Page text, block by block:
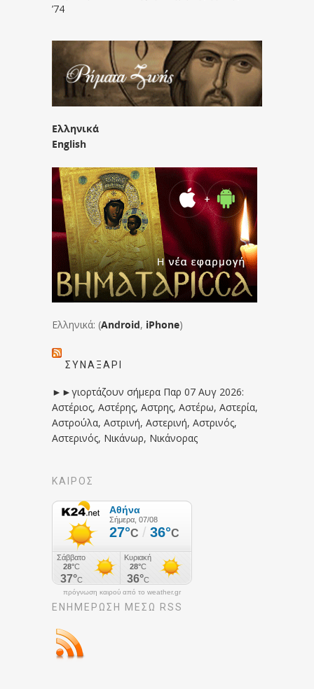
’74
Ελληνικά
English
Ελληνικά: (Android, iPhone)
ΣΥΝΑΞΆΡΙ
►►γιορτάζουν σήμερα Παρ 07 Αυγ 2026:
Αστέριος, Αστέρης, Αστρης, Αστέρω, Αστερία,
Αστρούλα, Αστρινή, Αστερινή, Αστρινός,
Αστερινός, Νικάνωρ, Νικάνορας
ΚΑΙΡΟΣ
πρόγνωση καιρού από το weather.gr
ΕΝΗΜΈΡΩΣΉ ΜΕΣΩ RSS